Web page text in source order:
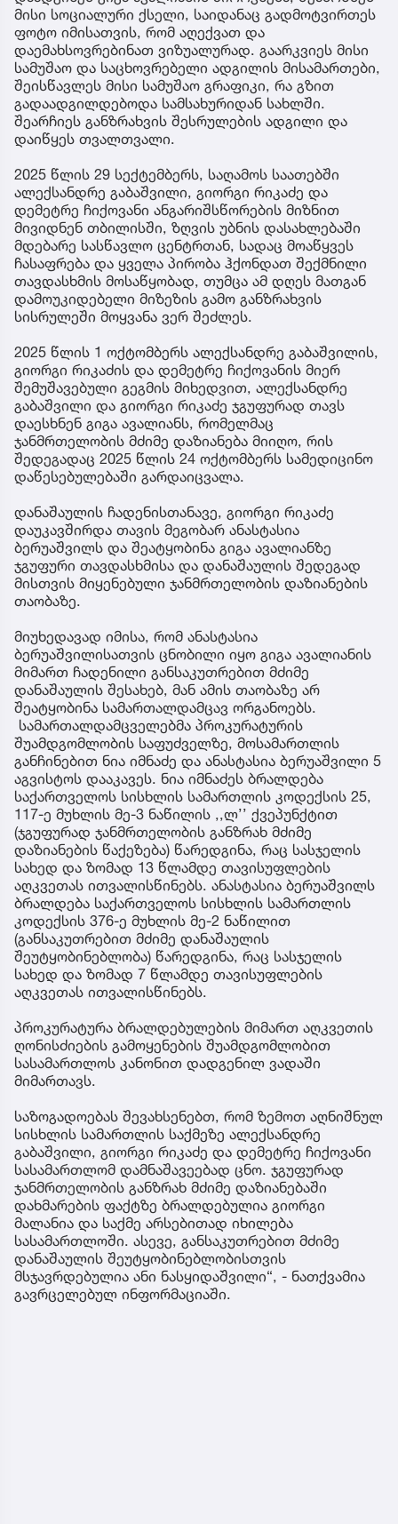
მისი სოციალური ქსელი, საიდანაც გადმოტვირთეს
ფოტო იმისათვის, რომ აღექვათ და
დაემახსოვრებინათ ვიზუალურად. გაარკვიეს მისი
სამუშაო და საცხოვრებელი ადგილის მისამართები,
შეისწავლეს მისი სამუშაო გრაფიკი, რა გზით
გადაადგილდებოდა სამსახურიდან სახლში.
შეარჩიეს განზრახვის შესრულების ადგილი და
დაიწყეს თვალთვალი.
2025 წლის 29 სექტემბერს, საღამოს საათებში
ალექსანდრე გაბაშვილი, გიორგი რიკაძე და
დემეტრე ჩიქოვანი ანგარიშსწორების მიზნით
მივიდნენ თბილისში, ზღვის უბნის დასახლებაში
მდებარე სასწავლო ცენტრთან, სადაც მოაწყვეს
ჩასაფრება და ყველა პირობა ჰქონდათ შექმნილი
თავდასხმის მოსაწყობად, თუმცა ამ დღეს მათგან
დამოუკიდებელი მიზეზის გამო განზრახვის
სისრულეში მოყვანა ვერ შეძლეს.
2025 წლის 1 ოქტომბერს ალექსანდრე გაბაშვილის,
გიორგი რიკაძის და დემეტრე ჩიქოვანის მიერ
შემუშავებული გეგმის მიხედვით, ალექსანდრე
გაბაშვილი და გიორგი რიკაძე ჯგუფურად თავს
დაესხნენ გიგა ავალიანს, რომელმაც
ჯანმრთელობის მძიმე დაზიანება მიიღო, რის
შედეგადაც 2025 წლის 24 ოქტომბერს სამედიცინო
დაწესებულებაში გარდაიცვალა.
დანაშაულის ჩადენისთანავე, გიორგი რიკაძე
დაუკავშირდა თავის მეგობარ ანასტასია
ბერუაშვილს და შეატყობინა გიგა ავალიანზე
ჯგუფური თავდასხმისა და დანაშაულის შედეგად
მისთვის მიყენებული ჯანმრთელობის დაზიანების
თაობაზე.
მიუხედავად იმისა, რომ ანასტასია
ბერუაშვილისათვის ცნობილი იყო გიგა ავალიანის
მიმართ ჩადენილი განსაკუთრებით მძიმე
დანაშაულის შესახებ, მან ამის თაობაზე არ
შეატყობინა სამართალდამცავ ორგანოებს.
სამართალდამცველებმა პროკურატურის
შუამდგომლობის საფუძველზე, მოსამართლის
განჩინებით ნია იმნაძე და ანასტასია ბერუაშვილი 5
აგვისტოს დააკავეს. ნია იმნაძეს ბრალდება
საქართველოს სისხლის სამართლის კოდექსის 25,
117-ე მუხლის მე-3 ნაწილის ,,ლ’’ ქვეპუნქტით
(ჯგუფურად ჯანმრთელობის განზრახ მძიმე
დაზიანების წაქეზება) წარედგინა, რაც სასჯელის
სახედ და ზომად 13 წლამდე თავისუფლების
აღკვეთას ითვალისწინებს. ანასტასია ბერუაშვილს
ბრალდება საქართველოს სისხლის სამართლის
კოდექსის 376-ე მუხლის მე-2 ნაწილით
(განსაკუთრებით მძიმე დანაშაულის
შეუტყობინებლობა) წარედგინა, რაც სასჯელის
სახედ და ზომად 7 წლამდე თავისუფლების
აღკვეთას ითვალისწინებს.
პროკურატურა ბრალდებულების მიმართ აღკვეთის
ღონისძიების გამოყენების შუამდგომლობით
სასამართლოს კანონით დადგენილ ვადაში
მიმართავს.
საზოგადოებას შევახსენებთ, რომ ზემოთ აღნიშნულ
სისხლის სამართლის საქმეზე ალექსანდრე
გაბაშვილი, გიორგი რიკაძე და დემეტრე ჩიქოვანი
სასამართლომ დამნაშავეებად ცნო. ჯგუფურად
ჯანმრთელობის განზრახ მძიმე დაზიანებაში
დახმარების ფაქტზე ბრალდებულია გიორგი
მალანია და საქმე არსებითად იხილება
სასამართლოში. ასევე, განსაკუთრებით მძიმე
დანაშაულის შეუტყობინებლობისთვის
მსჯავრდებულია ანი ნასყიდაშვილი“, - ნათქვამია
გავრცელებულ ინფორმაციაში.